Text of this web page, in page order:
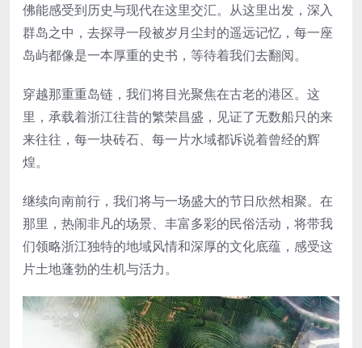
佛能感受到历史与现代在这里交汇。从这里出发，深入
群岛之中，去探寻一段被岁月尘封的遥远记忆，每一座
岛屿都像是一本厚重的史书，等待着我们去翻阅。
穿越那重重岛链，我们将目光聚焦在古老的港区。这
里，承载着浙江往昔的繁荣昌盛，见证了无数船只的来
来往往，每一块砖石、每一片水域都诉说着曾经的辉
煌。
继续向南前行，我们将与一场盛大的节日欣然相聚。在
那里，热闹非凡的场景、丰富多彩的民俗活动，将带我
们领略浙江独特的地域风情和深厚的文化底蕴，感受这
片土地蓬勃的生机与活力。